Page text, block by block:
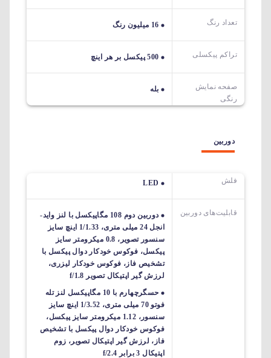
تعداد رنگ 16 میلیون رنگ
تراکم پیکسلی 500 پیکسل بر هر اینچ
صفحه نمایش
رنگی
بله
دوربین
فلش LED
قابلیت‌های دوربین‌
دوربین دوم 108 مگاپیکسل با لنز واید-
انجل 24 میلی متری، 1/1.33 اینچ سایز
سنسور تصویر، 0.8 میکرومتر سایز
پیکسل، فوکوس خودکار دوال پیکسل با
تشخیص فاز، فوکوس خودکار لیزری،
لرزش گیر اپتیکال تصویر f/1.8
حسگرچهارم با 10 مگاپیکسل لنز تله
فوتو 70 میلی متری، 1/3.52 اینچ سایز
سنسور، 1.12 میکرومتر سایز پیکسل،
فوکوس خودکار دوال پیکسل با تشخیص
فاز، لرزش گیر اپتیکال تصویر، زوم
اپتیکال 3 برابر f/2.4